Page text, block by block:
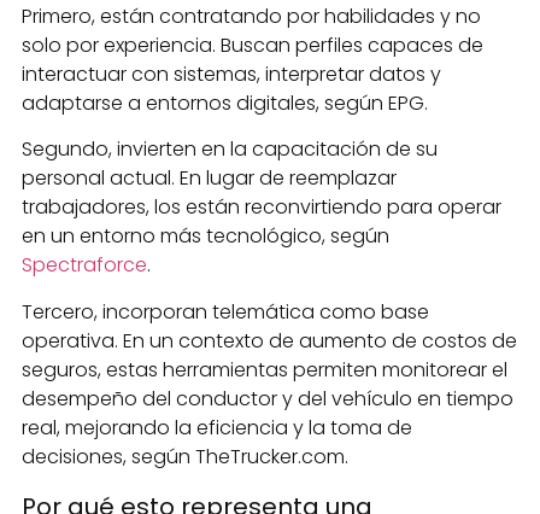
Primero, están contratando por habilidades y no
solo por experiencia. Buscan perfiles capaces de
interactuar con sistemas, interpretar datos y
adaptarse a entornos digitales, según EPG.
Segundo, invierten en la capacitación de su
personal actual. En lugar de reemplazar
trabajadores, los están reconvirtiendo para operar
en un entorno más tecnológico, según
Spectraforce.
Tercero, incorporan telemática como base
operativa. En un contexto de aumento de costos de
seguros, estas herramientas permiten monitorear el
desempeño del conductor y del vehículo en tiempo
real, mejorando la eficiencia y la toma de
decisiones, según TheTrucker.com.
Por qué esto representa una